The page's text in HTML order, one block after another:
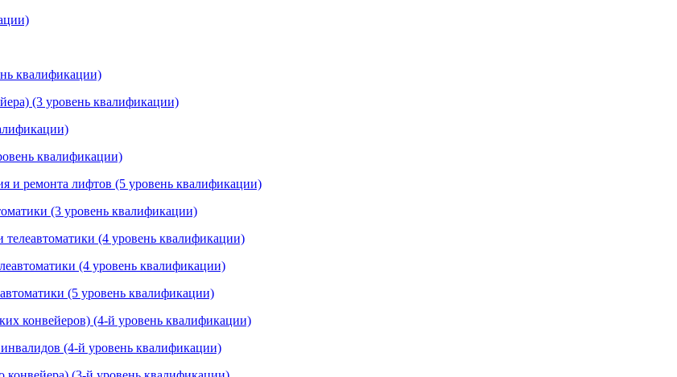
квалификации)
(3 уровень квалификации)
квалификации)
и ремонта лифтов (5 уровень квалификации)
(3 уровень квалификации)
телеавтоматики (4 уровень квалификации)
(4 уровень квалификации)
(5 уровень квалификации)
конвейеров) (4-й уровень квалификации)
(4-й уровень квалификации)